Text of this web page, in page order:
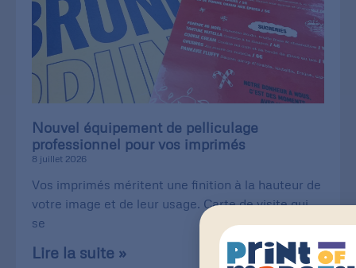
Nouvel équipement de pelliculage
professionnel pour vos imprimés
8 juillet 2026
Vos imprimés méritent une finition à la hauteur de
votre image et de leur usage. Carte de visite qui
se
Lire la suite »